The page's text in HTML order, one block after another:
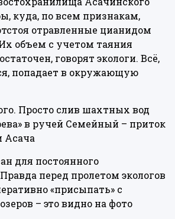
куда, по всем признакам,
отравленные цианидом
объем с учетом таяния
говорят экологи. Всё,
попадает в окружающую
Просто слив шахтных вод
в ручей Семейный – приток
Асача